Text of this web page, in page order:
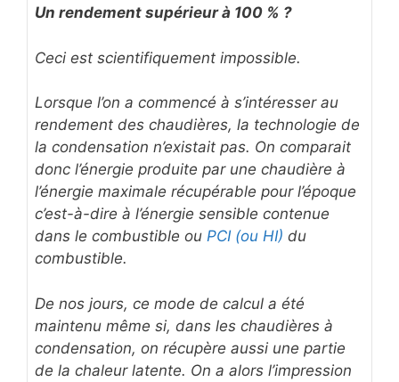
Un rendement supérieur à 100 % ?
Ceci est scientifiquement impossible.
Lorsque l’on a commencé à s’intéresser au
rendement des chaudières, la technologie de
la condensation n’existait pas. On comparait
donc l’énergie produite par une chaudière à
l’énergie maximale récupérable pour l’époque
c’est-à-dire à l’énergie sensible contenue
dans le combustible ou PCI (ou HI) du
combustible.
De nos jours, ce mode de calcul a été
maintenu même si, dans les chaudières à
condensation, on récupère aussi une partie
de la chaleur latente. On a alors l’impression